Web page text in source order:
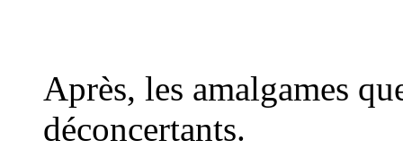
Après, les amalgames
déconcertants.